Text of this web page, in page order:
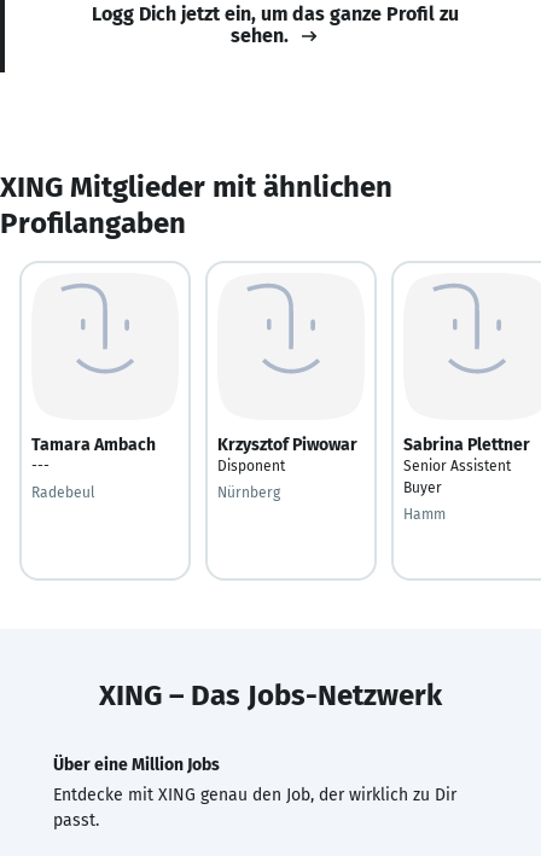
Logg Dich jetzt ein, um das ganze Profil zu
sehen.
XING Mitglieder mit ähnlichen
Profilangaben
Tamara Ambach
---
Radebeul
Krzysztof Piwowar
Disponent
Nürnberg
Sabrina Plettner
Senior Assistent
Buyer
Hamm
XING – Das Jobs-Netzwerk
Über eine Million Jobs
Entdecke mit XING genau den Job, der wirklich zu Dir
passt.